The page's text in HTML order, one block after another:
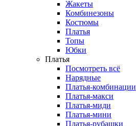
Жакеты
Комбинезоны
Костюмы
Платья
Топы
Юбки
Платья
Посмотреть всё
Нарядные
Платья-комбинации
Платья-макси
Платья-миди
Платья-мини
Платья-рубашки